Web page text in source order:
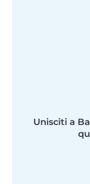
Unisciti a